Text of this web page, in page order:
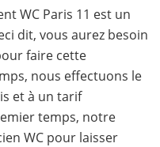
WC Paris 11 est un
dit, vous aurez besoin
faire cette
nous effectuons le
et à un tarif
temps, notre
WC pour laisser